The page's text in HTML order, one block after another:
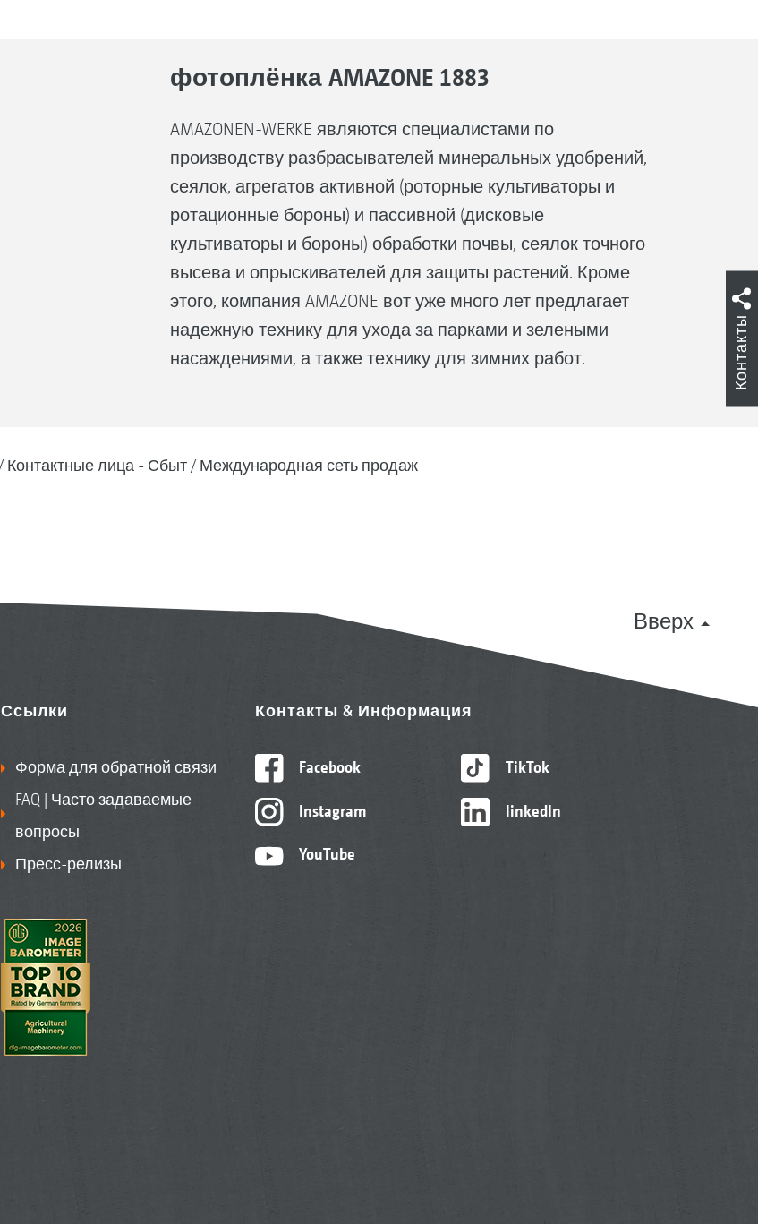
фотоплёнка AMAZONE 1883
AMAZONEN-WERKE являются специалистами по
производству разбрасывателей минеральных удобрений,
сеялок, агрегатов активной (роторные культиваторы и
ротационные бороны) и пассивной (дисковые
культиваторы и бороны) обработки почвы, сеялок точного
высева и опрыскивателей для защиты растений. Кроме
этого, компания AMAZONE вот уже много лет предлагает
надежную технику для ухода за парками и зелеными
насаждениями, а также технику для зимних работ.
Контактные лица - Сбыт Международная сеть продаж
Вверх
Ссылки
Форма для обратной связи
FAQ | Часто задаваемые
вопросы
Пресс-релизы
Контакты & Информация
Facebook
Instagram
YouTube
TikTok
linkedIn
Контакты